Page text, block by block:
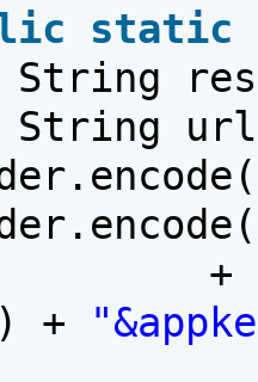
static
String
String
+
) +